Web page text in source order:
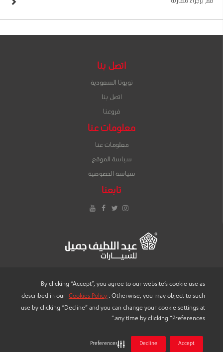
By clicking “Accept”, you agree to our website’s cookie use as
described in our Cookies Policy . Otherwise, you may object to such
use by clicking “Decline” and you can change your cookie settings at
any time by clicking “Preferences.”
Accept
Decline
Preferences
اتصل بنا
تويوتا السعودية
اتصل بنا
فروعنا
معلومات عنا
معلومات عنا
سياسة الموقع
سياسة الخصوصية
تابعنا
LANGUAGE